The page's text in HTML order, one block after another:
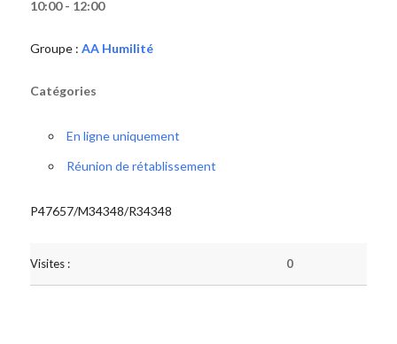
10:00 - 12:00
Groupe : AA Humilité
Catégories
En ligne uniquement
Réunion de rétablissement
P47657/M34348/R34348
Visites : 0